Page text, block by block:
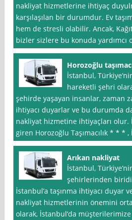
nakliyat hizmetlerine ihtiyaç
karşılaşılan bir durumdur. Ev
hem de stresli olabilir. Ancak,
bizler sizlere bu konuda yardımcı
Horozoğlu
İstanbul,
hareketli şehri
şehirde yaşayan insanlar, zaman
ihtiyacı duyarlar ve bu durumda
nakliyat hizmetine ihtiyaçları
giren Horozoğlu Taşımacılık * * *
Arıkan nakliyat
İstanbul,
şehirlerinden
İstanbul’a taşınma ihtiyacı duyar
nakliyat hizmetlerinin önemini
olarak, İstanbul’da